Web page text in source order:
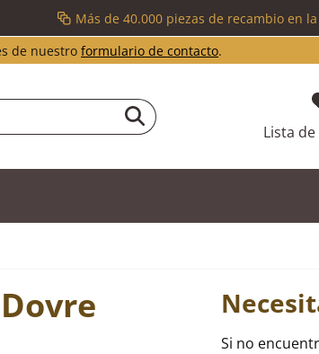
Más de 40.000 piezas de recambio en
de nuestro formulario de contacto.
Lista
Si no